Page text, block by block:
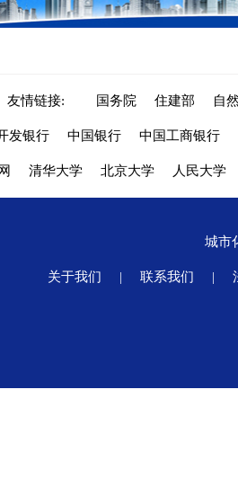
友情链接: 国务院 住建部 自
发银行 中国银行 中国工商银行
清华大学 北京大学 人民大学
城市
关于我们 | 联系我们 |